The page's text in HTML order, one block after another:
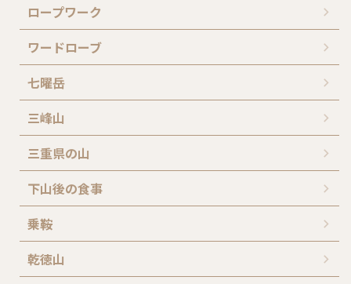
ロープワーク
ワードローブ
七曜岳
三峰山
三重県の山
下山後の食事
乗鞍
乾徳山